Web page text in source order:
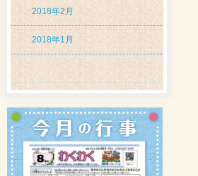
2018年2月
2018年1月